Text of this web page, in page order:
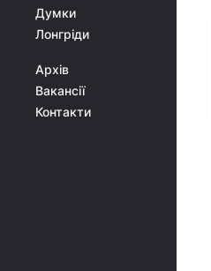
Думки
Лонгріди
Архів
Вакансії
Контакти